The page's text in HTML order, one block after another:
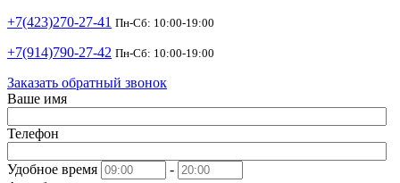
+7(423)270-27-41 Пн-Сб: 10:00-19:00
+7(914)790-27-42 Пн-Сб: 10:00-19:00
Заказать обратный звонок
Ваше имя
Телефон
Удобное время
-